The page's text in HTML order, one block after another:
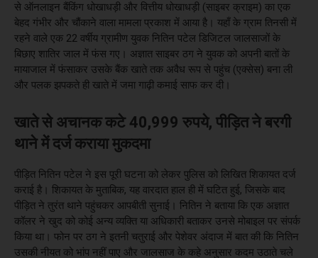
से ऑनलाइन बैंकिंग धोखाधड़ी और वित्तीय धोखाधड़ी (साइबर क्राइम) का एक
बेहद गंभीर और चौंकाने वाला मामला प्रकाश में आया है। यहाँ के ग्राम तिनसी में
रहने वाले एक 22 वर्षीय ग्रामीण युवक नितिन पटेल डिजिटल जालसाजों के
बिछाए शातिर जाल में फंस गए। अज्ञात साइबर ठग ने युवक को अपनी बातों के
मायाजाल में फंसाकर उसके बैंक खाते तक अवैध रूप से पहुंच (एक्सेस) बना ली
और पलक झपकते ही खाते में जमा गाढ़ी कमाई साफ कर दी।
खाते से अचानक कटे 40,999 रुपये, पीड़ित ने बरगी
थाने में दर्ज कराया मुकदमा
पीड़ित नितिन पटेल ने इस पूरी घटना को लेकर पुलिस को लिखित शिकायत दर्ज
कराई है। शिकायत के मुताबिक, यह वारदात हाल ही में घटित हुई, जिसके बाद
पीड़ित ने तुरंत थाने पहुंचकर आपबीती सुनाई। नितिन ने बताया कि एक अज्ञात
कॉलर ने खुद को कोई अन्य व्यक्ति या अधिकारी बताकर उनसे मोबाइल पर संपर्क
किया था। फोन पर ठग ने इतनी चतुराई और पेशेवर अंदाज में बात की कि नितिन
उसकी नीयत को भांप नहीं पाए और जालसाज के कहे अनुसार कदम उठाते चले